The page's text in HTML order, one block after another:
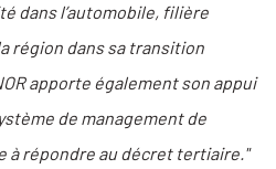
dans l’automobile, filière
région dans sa transition
apporte également son appui
de management de
à répondre au décret tertiaire."